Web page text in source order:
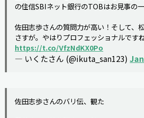
の住信SBIネット銀行のTOBはお見事の一
佐田志歩さんの質問力が高い！そして、
さすが。やはりプロフェッショナルですね
https://t.co/VfzNdKX0Po
— いくたさん (@ikuta_san123)
佐田志歩さんのバリ伝、観た